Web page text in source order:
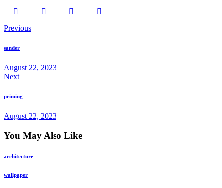
Previous
sander
August 22, 2023
Next
priming
August 22, 2023
You May Also Like
architecture
wallpaper